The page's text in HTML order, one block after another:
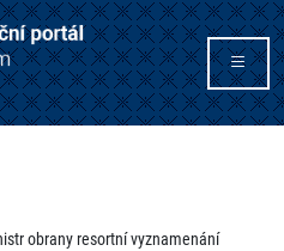
obrany resortní vyznamenání